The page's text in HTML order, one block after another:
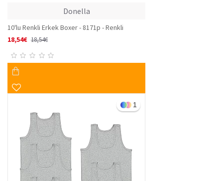
Donella
10'lu Renkli Erkek Boxer - 8171p - Renkli
18,54€ 18,54€
1